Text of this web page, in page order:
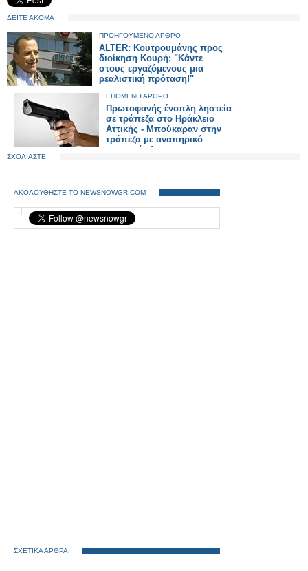
ΔΕΙΤΕ ΑΚΟΜΑ
ΠΡΟΗΓΟΥΜΕΝΟ ΑΡΘΡΟ
ALTER: Κουτρουμάνης προς
διοίκηση Κουρή: "Κάντε
στους εργαζόμενους μια
ρεαλιστική πρόταση!"
ΕΠΟΜΕΝΟ ΑΡΘΡΟ
Πρωτοφανής ένοπλη ληστεία
σε τράπεζα στο Ηράκλειο
Αττικής - Μπούκαραν στην
τράπεζα με αναπηρικό
καροτσάκι!
ΣΧΟΛΙΑΣΤΕ
ΑΚΟΛΟΥΘΗΣΤΕ ΤΟ NEWSNOWGR.COM
ΣΧΕΤΙΚΑ ΑΡΘΡΑ